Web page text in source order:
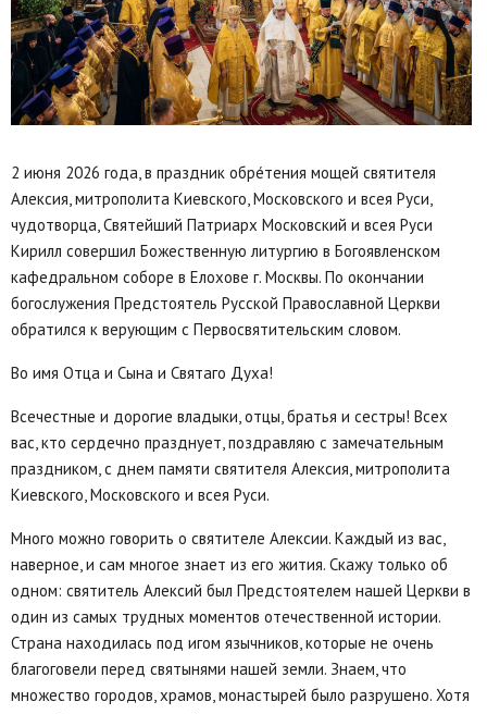
2 июня 2026 года, в праздник обре́тения мощей святителя
Алексия, митрополита Киевского, Московского и всея Руси,
чудотворца, Святейший Патриарх Московский и всея Руси
Кирилл совершил Божественную литургию в Богоявленском
кафедральном соборе в Елохове г. Москвы. По окончании
богослужения Предстоятель Русской Православной Церкви
обратился к верующим с Первосвятительским словом.
Во имя Отца и Сына и Святаго Духа!
Всечестные и дорогие владыки, отцы, братья и сестры! Всех
вас, кто сердечно празднует, поздравляю с замечательным
праздником, с днем памяти святителя Алексия, митрополита
Киевского, Московского и всея Руси.
Много можно говорить о святителе Алексии. Каждый из вас,
наверное, и сам многое знает из его жития. Скажу только об
одном: святитель Алексий был Предстоятелем нашей Церкви в
один из самых трудных моментов отечественной истории.
Страна находилась под игом язычников, которые не очень
благоговели перед святынями нашей земли. Знаем, что
множество городов, храмов, монастырей было разрушено. Хотя